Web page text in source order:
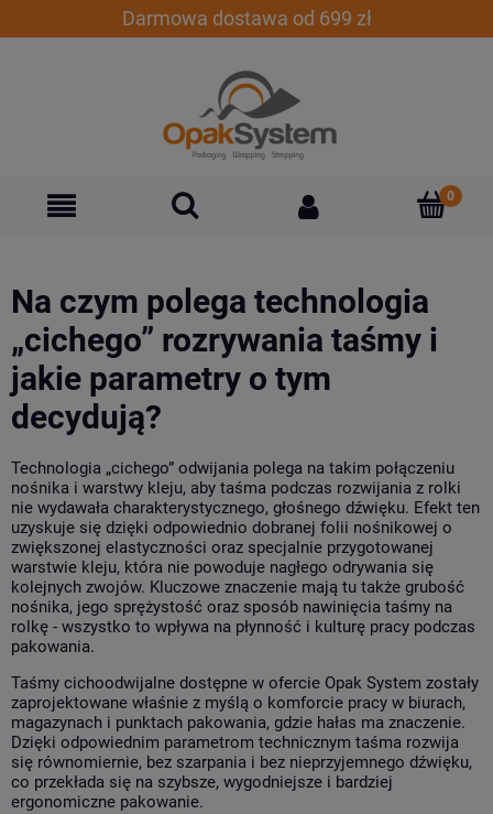
Darmowa dostawa od 699 zł
Na czym polega technologia
„cichego” rozrywania taśmy i
jakie parametry o tym
decydują?
Technologia „cichego” odwijania polega na takim połączeniu
nośnika i warstwy kleju, aby taśma podczas rozwijania z rolki
nie wydawała charakterystycznego, głośnego dźwięku. Efekt ten
uzyskuje się dzięki odpowiednio dobranej folii nośnikowej o
zwiększonej elastyczności oraz specjalnie przygotowanej
warstwie kleju, która nie powoduje nagłego odrywania się
kolejnych zwojów. Kluczowe znaczenie mają tu także grubość
nośnika, jego sprężystość oraz sposób nawinięcia taśmy na
rolkę - wszystko to wpływa na płynność i kulturę pracy podczas
pakowania.
Taśmy cichoodwijalne dostępne w ofercie Opak System zostały
zaprojektowane właśnie z myślą o komforcie pracy w biurach,
magazynach i punktach pakowania, gdzie hałas ma znaczenie.
Dzięki odpowiednim parametrom technicznym taśma rozwija
się równomiernie, bez szarpania i bez nieprzyjemnego dźwięku,
co przekłada się na szybsze, wygodniejsze i bardziej
ergonomiczne pakowanie.